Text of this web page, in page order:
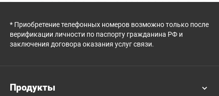
* Приобретение телефонных номеров возможно только после
верификации личности по паспорту гражданина РФ и
заключения договора оказания услуг связи.
Продукты